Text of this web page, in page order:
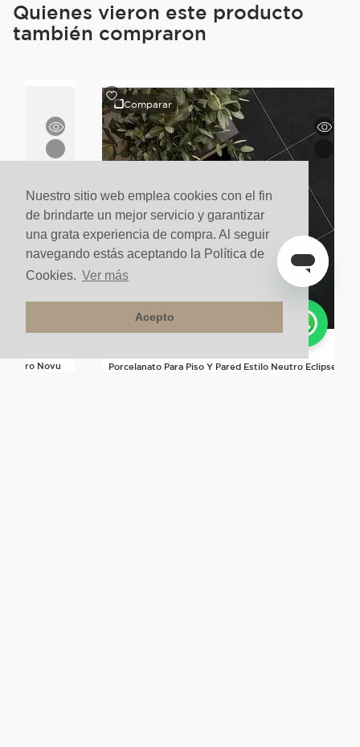
Nuestro sitio web emplea cookies con el fin
de brindarte un mejor servicio y garantizar
una grata experiencia de compra. Al seguir
navegando estás aceptando la Política de
Cookies. Ver más
Acepto
Quienes vieron este producto
también compraron
Neutro Novu
Comparar
Porcelanato Para Piso Y Pared Estilo Neutro Eclipse